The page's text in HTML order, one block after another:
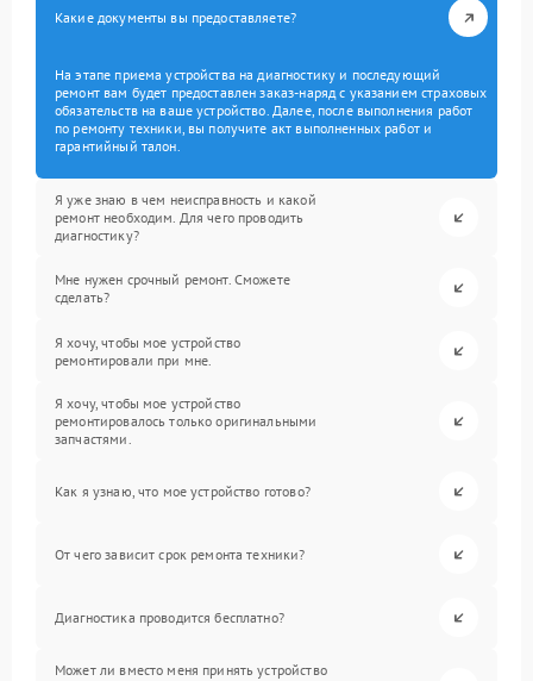
Какие документы вы предоставляете?
На этапе приема устройства на диагностику и последующий
ремонт вам будет предоставлен заказ-наряд с указанием страховых
обязательств на ваше устройство. Далее, после выполнения работ
по ремонту техники, вы получите акт выполненных работ и
гарантийный талон.
Я уже знаю в чем неисправность и какой
ремонт необходим. Для чего проводить
диагностику?
Мне нужен срочный ремонт. Сможете
сделать?
Я хочу, чтобы мое устройство
ремонтировали при мне.
Я хочу, чтобы мое устройство
ремонтировалось только оригинальными
запчастями.
Как я узнаю, что мое устройство готово?
От чего зависит срок ремонта техники?
Диагностика проводится бесплатно?
Может ли вместо меня принять устройство